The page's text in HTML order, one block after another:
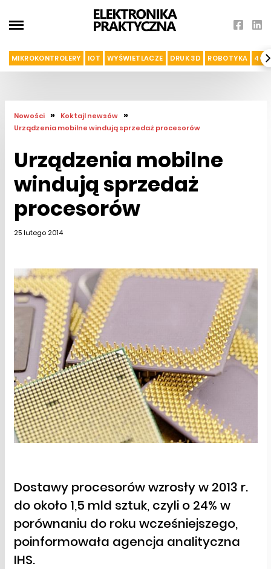
MIKROKONTROLERY IOT WYŚWIETLACZE DRUK 3D ROBOTYKA 4G I
Nowości » Koktajl newsów »
Urządzenia mobilne windują sprzedaż procesorów
Urządzenia mobilne
windują sprzedaż
procesorów
25 lutego 2014
Dostawy procesorów wzrosły w 2013 r.
do około 1,5 mld sztuk, czyli o 24% w
porównaniu do roku wcześniejszego,
poinformowała agencja analityczna
IHS.